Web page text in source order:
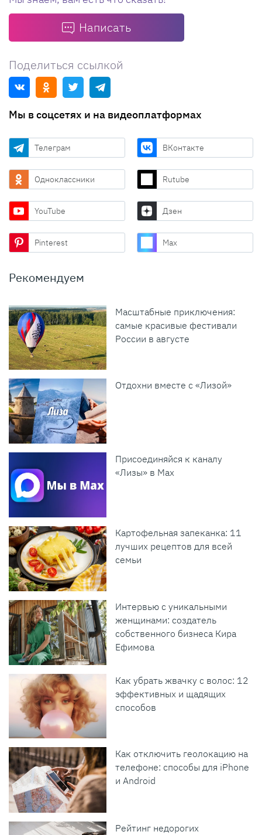
Написать
Поделиться ссылкой
Мы в соцсетях и на видеоплатформах
Телеграм ВКонтакте
Одноклассники Rutube
YouTube Дзен
Pinterest Max
Рекомендуем
Масштабные приключения:
самые красивые фестивали
России в августе
Отдохни вместе с «Лизой»
Присоединяйся к каналу
«Лизы» в Max
Картофельная запеканка: 11
лучших рецептов для всей
семьи
Интервью с уникальными
женщинами: создатель
собственного бизнеса Кира
Ефимова
Как убрать жвачку с волос: 12
эффективных и щадящих
способов
Как отключить геолокацию на
телефоне: способы для iPhone
и Android
Рейтинг недорогих